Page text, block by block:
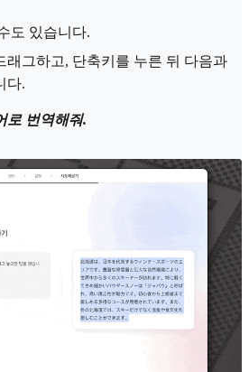
도 있습니다.
래그하고, 단축키를 누른 뒤 다음과
다.
로 번역해줘.